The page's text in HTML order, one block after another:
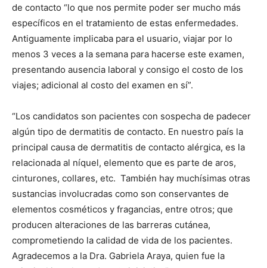
de contacto “lo que nos permite poder ser mucho más
específicos en el tratamiento de estas enfermedades.
Antiguamente implicaba para el usuario, viajar por lo
menos 3 veces a la semana para hacerse este examen,
presentando ausencia laboral y consigo el costo de los
viajes; adicional al costo del examen en sí”.
“Los candidatos son pacientes con sospecha de padecer
algún tipo de dermatitis de contacto. En nuestro país la
principal causa de dermatitis de contacto alérgica, es la
relacionada al níquel, elemento que es parte de aros,
cinturones, collares, etc. También hay muchísimas otras
sustancias involucradas como son conservantes de
elementos cosméticos y fragancias, entre otros; que
producen alteraciones de las barreras cutánea,
comprometiendo la calidad de vida de los pacientes.
Agradecemos a la Dra. Gabriela Araya, quien fue la